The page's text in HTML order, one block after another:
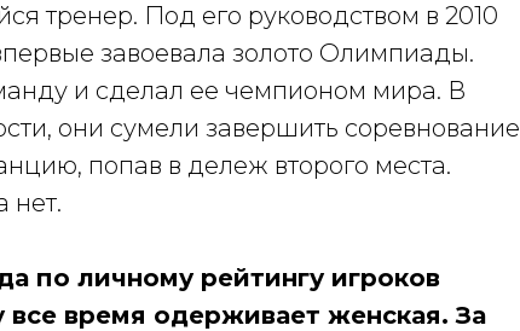
тренер. Под его руководством в 2010
завоевала золото Олимпиады.
и сделал ее чемпионом мира. В
они сумели завершить соревнование
попав в дележ второго места.
нет.
по личному рейтингу игроков
время одерживает женская. За